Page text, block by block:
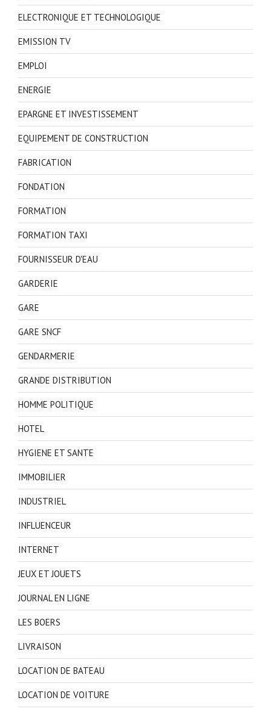
ELECTRONIQUE ET TECHNOLOGIQUE
EMISSION TV
EMPLOI
ENERGIE
EPARGNE ET INVESTISSEMENT
EQUIPEMENT DE CONSTRUCTION
FABRICATION
FONDATION
FORMATION
FORMATION TAXI
FOURNISSEUR D'EAU
GARDERIE
GARE
GARE SNCF
GENDARMERIE
GRANDE DISTRIBUTION
HOMME POLITIQUE
HOTEL
HYGIENE ET SANTE
IMMOBILIER
INDUSTRIEL
INFLUENCEUR
INTERNET
JEUX ET JOUETS
JOURNAL EN LIGNE
LES BOERS
LIVRAISON
LOCATION DE BATEAU
LOCATION DE VOITURE